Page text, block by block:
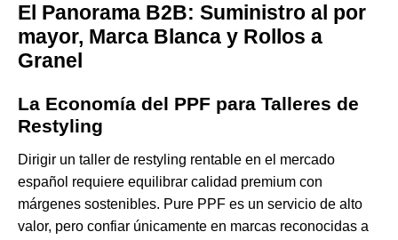
El Panorama B2B: Suministro al por
mayor, Marca Blanca y Rollos a
Granel
La Economía del PPF para Talleres de
Restyling
Dirigir un taller de restyling rentable en el mercado
español requiere equilibrar calidad premium con
márgenes sostenibles. Pure PPF es un servicio de alto
valor, pero confiar únicamente en marcas reconocidas a